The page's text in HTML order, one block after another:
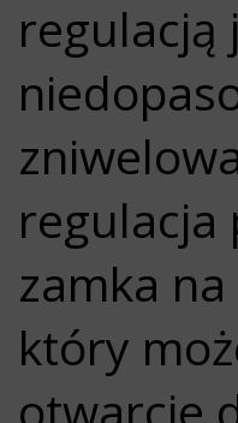
regulacją
regulacja
zamka
który